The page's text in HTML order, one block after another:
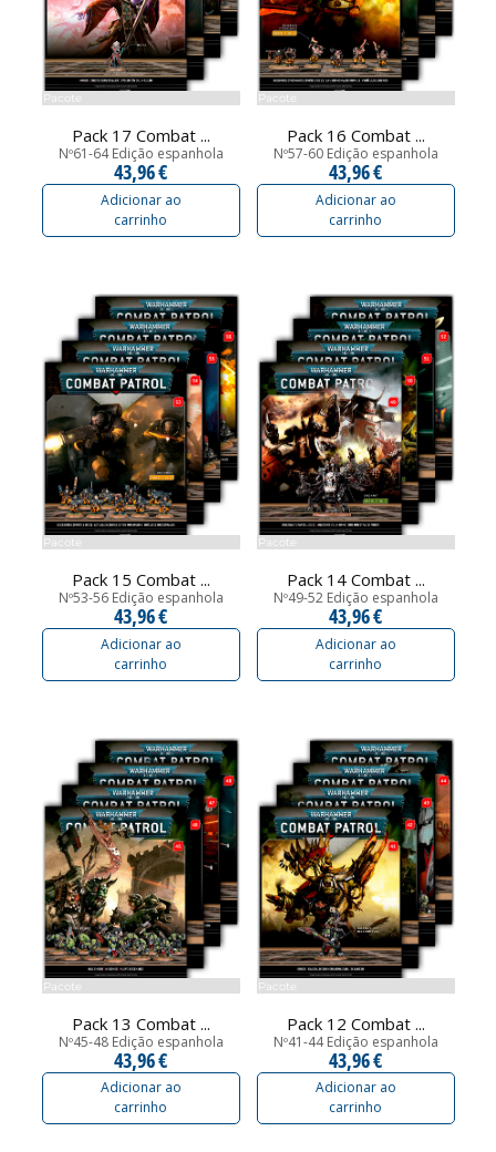
Pacote
Pack 17 Combat ...
Nº61-64 Edição espanhola
43,96 €
Adicionar ao
carrinho
Pacote
Pack 16 Combat ...
Nº57-60 Edição espanhola
43,96 €
Adicionar ao
carrinho
Pacote
Pack 15 Combat ...
Nº53-56 Edição espanhola
43,96 €
Adicionar ao
carrinho
Pacote
Pack 14 Combat ...
Nº49-52 Edição espanhola
43,96 €
Adicionar ao
carrinho
Pacote
Pack 13 Combat ...
Nº45-48 Edição espanhola
43,96 €
Adicionar ao
carrinho
Pacote
Pack 12 Combat ...
Nº41-44 Edição espanhola
43,96 €
Adicionar ao
carrinho